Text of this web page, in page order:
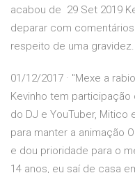
acabou de 29 Set 2019
deparar com
respeito de uma
01/12/2017 · "Mexe a
Kevinho tem participação
do DJ e YouTuber, Mitico
para manter a animação
e dou prioridade para o
14 anos, eu saí de casa